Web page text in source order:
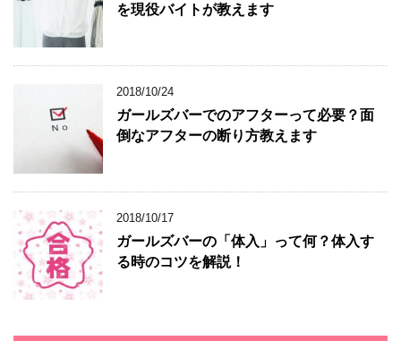
を現役バイトが教えます
2018/10/24
ガールズバーでのアフターって必要？面
倒なアフターの断り方教えます
2018/10/17
ガールズバーの「体入」って何？体入す
る時のコツを解説！